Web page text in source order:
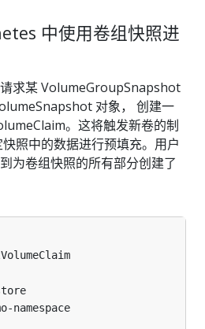
中使用卷组快照进
求某 VolumeGroupSnapshot
对象， 创建一
。这将触发新卷的制
照中的数据进行预填充。用户
为卷组快照的所有部分创建了
namespace